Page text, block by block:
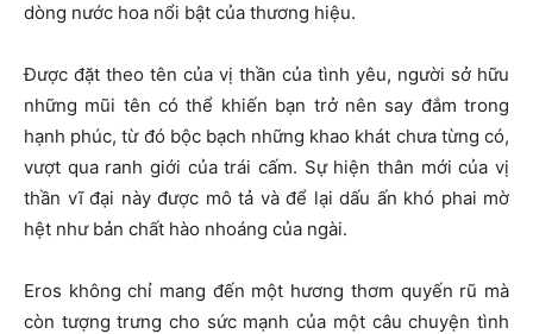
dòng nước hoa nổi bật của thương hiệu.
Được đặt theo tên của vị thần của tình yêu, người sở hữu
những mũi tên có thể khiến bạn trở nên say đắm trong
hạnh phúc, từ đó bộc bạch những khao khát chưa từng có,
vượt qua ranh giới của trái cấm. Sự hiện thân mới của vị
thần vĩ đại này được mô tả và để lại dấu ấn khó phai mờ
hệt như bản chất hào nhoáng của ngài.
Eros không chỉ mang đến một hương thơm quyến rũ mà
còn tượng trưng cho sức mạnh của một câu chuyện tình